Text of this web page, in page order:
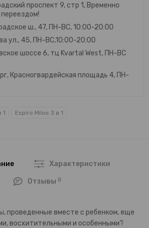
проспект 9, стр 1, Временно
ш., 47, ПН-ВС, 10:00-20:00
ул., 45, ПН-ВС,10:00-20:00
шоссе 6, тц Kvartal West, ПН-ВС
Красногвардейская площадь 4, ПН-
1 Espiro Miloo 3 в 1
Характеристики
Отзывы 0
проведенные вместе с ребенком, еще
восхитительными и особенными?